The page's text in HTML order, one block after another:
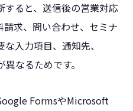
すると、送信後の営業対応
求、問い合わせ、セミナ
入力項目、通知先、
なるためです。
FormsやMicrosoft